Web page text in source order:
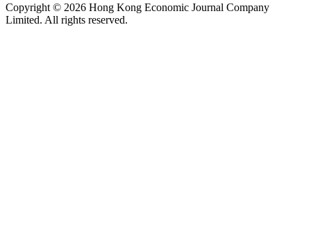
Copyright © 2026 Hong Kong Economic Journal Company
Limited. All rights reserved.